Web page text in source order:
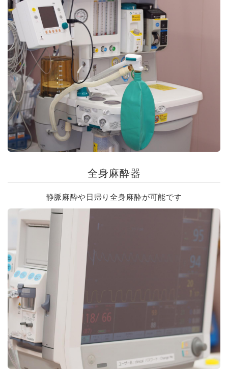
全身麻酔器
静脈麻酔や日帰り全身麻酔が可能です